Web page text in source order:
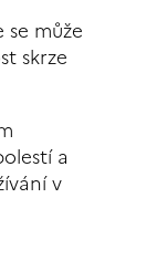
může
skrze
a
v